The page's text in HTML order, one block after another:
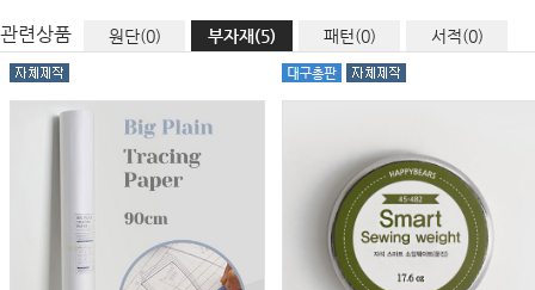
관련상품 원단(0) 부자재(5) 패턴(0) 서적(0)